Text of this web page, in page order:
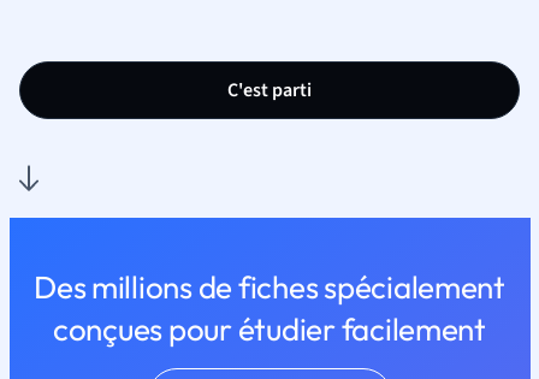
C'est parti
Des millions de fiches spécialement
conçues pour étudier facilement